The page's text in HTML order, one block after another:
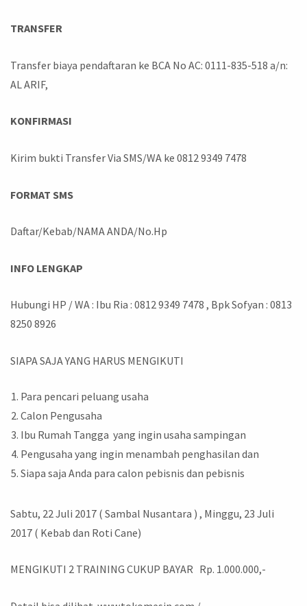
TRANSFER
Transfer biaya pendaftaran ke BCA No AC: 0111-835-518 a/n:
AL ARIF,
KONFIRMASI
Kirim bukti Transfer Via SMS/WA ke 0812 9349 7478
FORMAT SMS
Daftar/Kebab/NAMA ANDA/No.Hp
INFO LENGKAP
Hubungi HP / WA : Ibu Ria : 0812 9349 7478 , Bpk Sofyan : 0813
8250 8926
SIAPA SAJA YANG HARUS MENGIKUTI
Para pencari peluang usaha
Calon Pengusaha
Ibu Rumah Tangga yang ingin usaha sampingan
Pengusaha yang ingin menambah penghasilan dan
Siapa saja Anda para calon pebisnis dan pebisnis
Sabtu, 22 Juli 2017 ( Sambal Nusantara ) , Minggu, 23 Juli
2017 ( Kebab dan Roti Cane)
MENGIKUTI 2 TRAINING CUKUP BAYAR Rp. 1.000.000,-